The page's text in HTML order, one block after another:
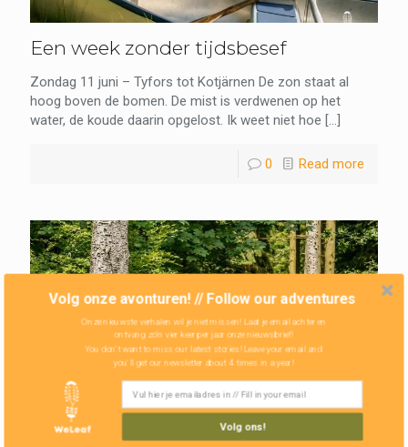
Een week zonder tijdsbesef
Zondag 11 juni – Tyfors tot Kotjärnen De zon staat al
hoog boven de bomen. De mist is verdwenen op het
water, de koude daarin opgelost. Ik weet niet hoe […]
0 Read more
Volg onze avonturen! // Follow our adventures
Onze nieuwste verhalen wil je niet missen! Laat je email achter en
ontvang zo'n vier keer per jaar onze nieuwsbrief!
Volg ons!
You don't want to miss our latest stories! Leave your email and
you'll get our newsletter about 4 times in a year!